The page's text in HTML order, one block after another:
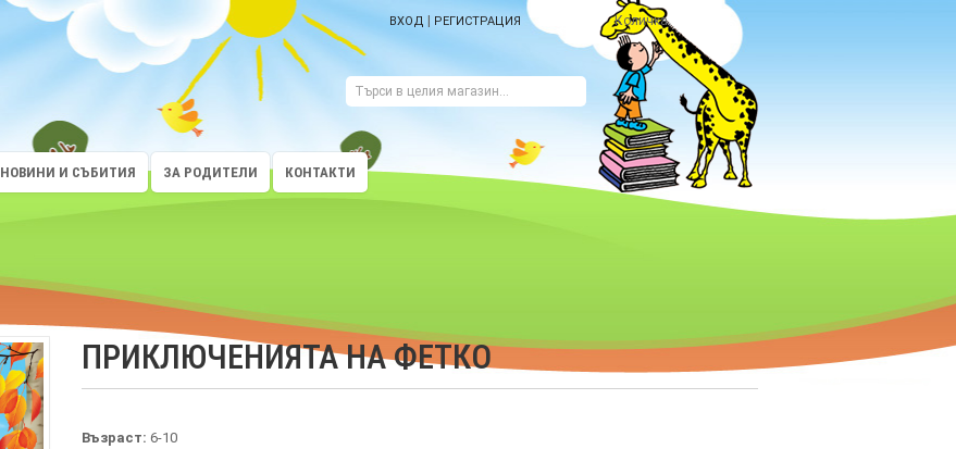
ВХОД | РЕГИСТРАЦИЯ Количка
НОВИНИ И СЪБИТИЯ ЗА РОДИТЕЛИ КОНТАКТИ
ПРИКЛЮЧЕНИЯТА НА ФЕТКО
Възраст: 6-10